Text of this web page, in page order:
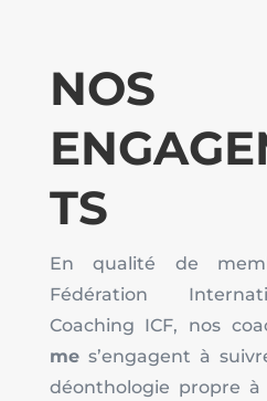
NOS
TS
En qualité de
Fédération
Coaching ICF, nos
mes’engagent à
déonthologie propre à